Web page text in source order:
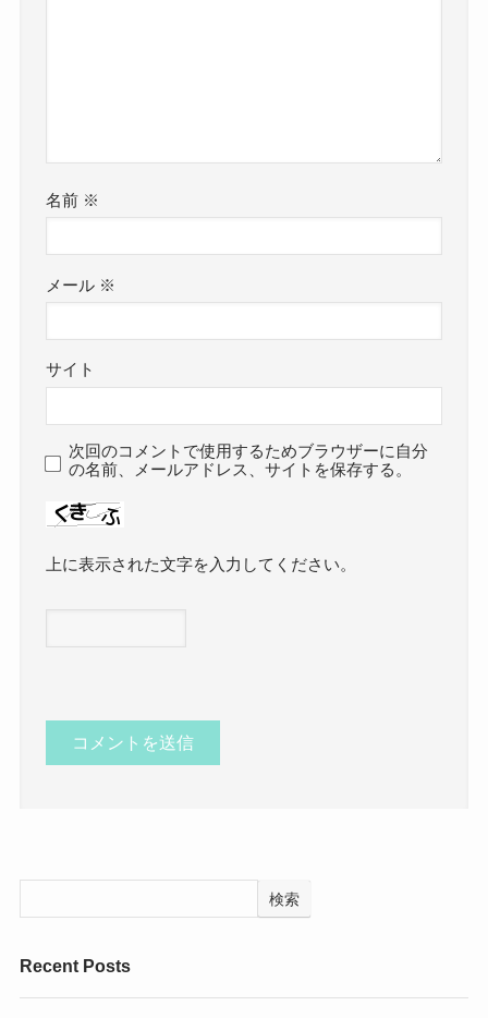
名前 ※
メール ※
サイト
次回のコメントで使用するためブラウザーに自分
の名前、メールアドレス、サイトを保存する。
上に表示された文字を入力してください。
検索
Recent Posts